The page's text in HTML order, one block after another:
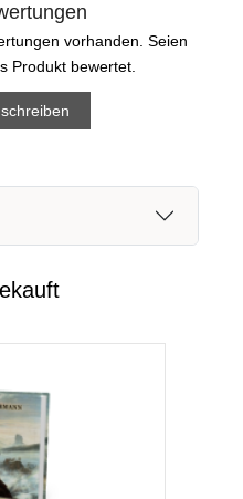
vorhanden. Seien
Produkt bewertet.